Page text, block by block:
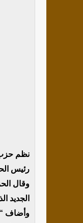
نظم حزب
رئيس
وقال
الجديد
وأضاف